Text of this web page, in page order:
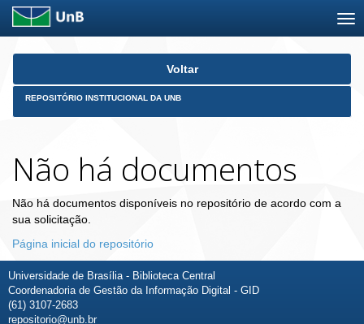
Skip
Voltar
REPOSITÓRIO INSTITUCIONAL DA UNB
Não há documentos
Não há documentos disponíveis no repositório de acordo com a
sua solicitação.
Página inicial do repositório
Universidade de Brasília - Biblioteca Central
Coordenadoria de Gestão da Informação Digital - GID
(61) 3107-2683
repositorio@unb.br